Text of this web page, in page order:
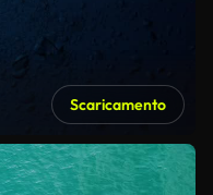
Scaricamento